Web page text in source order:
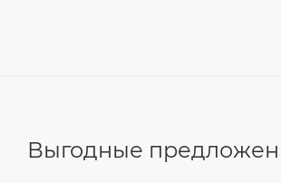
Выгодные